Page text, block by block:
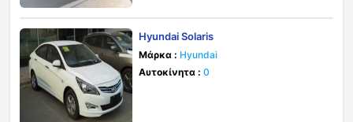
Hyundai Solaris
Μάρκα : Hyundai
Αυτοκίνητα : 0